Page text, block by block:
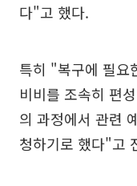
다"고 했다.
특히 "복구에 필요
비비를 조속히 편
의 과정에서 관련
청하기로 했다"고